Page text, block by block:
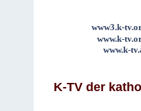
www3.k-
www.k-
www.k-
K-TV der